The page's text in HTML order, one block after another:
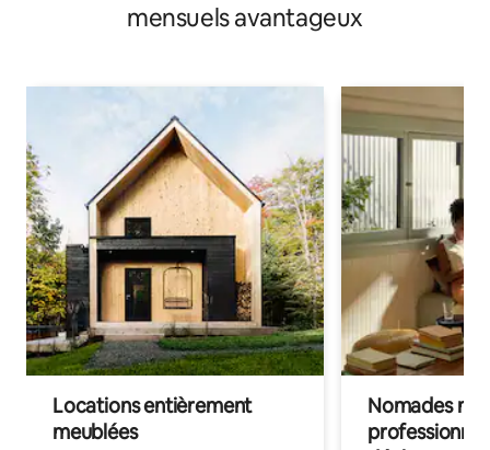
mensuels avantageux
Locations entièrement
meublées
Nomades